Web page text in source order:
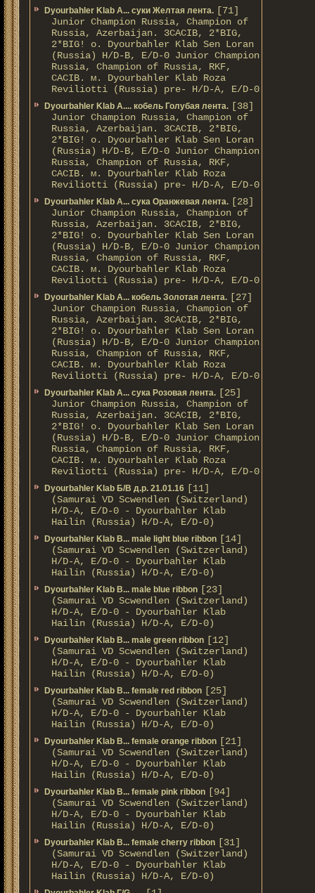
Dyourbahler Klab A... суки Желтая лента. [71]
Junior Champion Russia, Champion of
Russia, Azerbaijan. 3CACIB, 2*BIG,
2*BIG! о. Dyourbahler Klab Sen Loran
(Russia) H/D-B, E/D-0 Junior Champion
Russia, Champion of Russia, RKF,
CACIB. м. Dyourbahler Klab Roza
Reviliotti (Russia) pre- H/D-A, E/D-0
Dyourbahler Klab A.... кобель Голубая лента. [38]
Junior Champion Russia, Champion of
Russia, Azerbaijan. 3CACIB, 2*BIG,
2*BIG! о. Dyourbahler Klab Sen Loran
(Russia) H/D-B, E/D-0 Junior Champion
Russia, Champion of Russia, RKF,
CACIB. м. Dyourbahler Klab Roza
Reviliotti (Russia) pre- H/D-A, E/D-0
Dyourbahler Klab A... сука Оранжевая лента. [28]
Junior Champion Russia, Champion of
Russia, Azerbaijan. 3CACIB, 2*BIG,
2*BIG! о. Dyourbahler Klab Sen Loran
(Russia) H/D-B, E/D-0 Junior Champion
Russia, Champion of Russia, RKF,
CACIB. м. Dyourbahler Klab Roza
Reviliotti (Russia) pre- H/D-A, E/D-0
Dyourbahler Klab A... кобель Золотая лента. [27]
Junior Champion Russia, Champion of
Russia, Azerbaijan. 3CACIB, 2*BIG,
2*BIG! о. Dyourbahler Klab Sen Loran
(Russia) H/D-B, E/D-0 Junior Champion
Russia, Champion of Russia, RKF,
CACIB. м. Dyourbahler Klab Roza
Reviliotti (Russia) pre- H/D-A, E/D-0
Dyourbahler Klab A... сука Розовая лента. [25]
Junior Champion Russia, Champion of
Russia, Azerbaijan. 3CACIB, 2*BIG,
2*BIG! о. Dyourbahler Klab Sen Loran
(Russia) H/D-B, E/D-0 Junior Champion
Russia, Champion of Russia, RKF,
CACIB. м. Dyourbahler Klab Roza
Reviliotti (Russia) pre- H/D-A, E/D-0
Dyourbahler Klab Б/B д.р. 21.01.16 [11]
(Samurai VD Scwendlen (Switzerland)
H/D-A, E/D-0 - Dyourbahler Klab
Hailin (Russia) H/D-A, E/D-0)
Dyourbahler Klab B... male light blue ribbon [14]
(Samurai VD Scwendlen (Switzerland)
H/D-A, E/D-0 - Dyourbahler Klab
Hailin (Russia) H/D-A, E/D-0)
Dyourbahler Klab B... male blue ribbon [23]
(Samurai VD Scwendlen (Switzerland)
H/D-A, E/D-0 - Dyourbahler Klab
Hailin (Russia) H/D-A, E/D-0)
Dyourbahler Klab B... male green ribbon [12]
(Samurai VD Scwendlen (Switzerland)
H/D-A, E/D-0 - Dyourbahler Klab
Hailin (Russia) H/D-A, E/D-0)
Dyourbahler Klab B... female red ribbon [25]
(Samurai VD Scwendlen (Switzerland)
H/D-A, E/D-0 - Dyourbahler Klab
Hailin (Russia) H/D-A, E/D-0)
Dyourbahler Klab B... female orange ribbon [21]
(Samurai VD Scwendlen (Switzerland)
H/D-A, E/D-0 - Dyourbahler Klab
Hailin (Russia) H/D-A, E/D-0)
Dyourbahler Klab B... female pink ribbon [94]
(Samurai VD Scwendlen (Switzerland)
H/D-A, E/D-0 - Dyourbahler Klab
Hailin (Russia) H/D-A, E/D-0)
Dyourbahler Klab B... female cherry ribbon [31]
(Samurai VD Scwendlen (Switzerland)
H/D-A, E/D-0 - Dyourbahler Klab
Hailin (Russia) H/D-A, E/D-0)